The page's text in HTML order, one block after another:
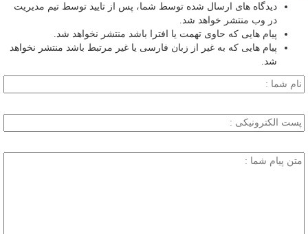
دیدگاه های ارسال شده توسط شما، پس از تایید توسط تیم مدیریت
در وب منتشر خواهد شد.
پیام هایی که حاوی تهمت یا افترا باشد منتشر نخواهد شد.
پیام هایی که به غیر از زبان فارسی یا غیر مرتبط باشد منتشر نخواهد
شد.